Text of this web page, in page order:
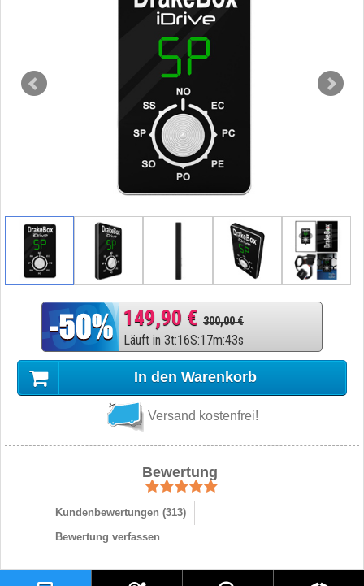
149,90 € 300,00 €
Läuft in 3t:16S:17m:42s
In den Warenkorb
Versand kostenfrei!
Bewertung
Kundenbewertungen (313)
Bewertung verfassen